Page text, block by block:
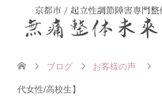
ブログ お客様の声
代女性/高校生】